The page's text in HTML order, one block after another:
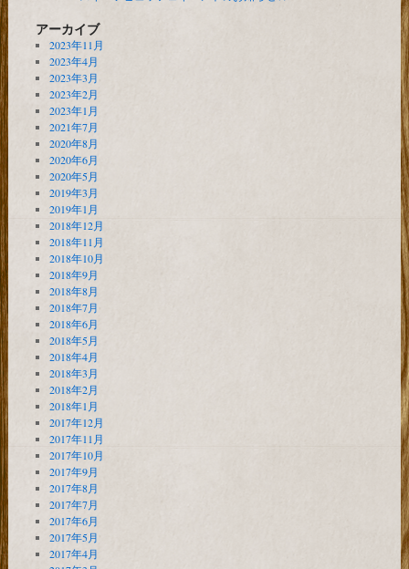
アーカイブ
2023年11月
2023年4月
2023年3月
2023年2月
2023年1月
2021年7月
2020年8月
2020年6月
2020年5月
2019年3月
2019年1月
2018年12月
2018年11月
2018年10月
2018年9月
2018年8月
2018年7月
2018年6月
2018年5月
2018年4月
2018年3月
2018年2月
2018年1月
2017年12月
2017年11月
2017年10月
2017年9月
2017年8月
2017年7月
2017年6月
2017年5月
2017年4月